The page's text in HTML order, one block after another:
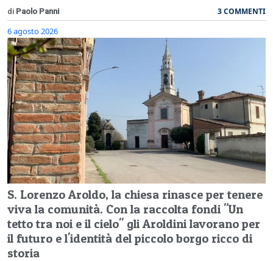
di Paolo Panni 3 COMMENTI
6 agosto 2026
S. Lorenzo Aroldo, la chiesa rinasce per tenere
viva la comunità. Con la raccolta fondi "Un
tetto tra noi e il cielo" gli Aroldini lavorano per
il futuro e l'identità del piccolo borgo ricco di
storia